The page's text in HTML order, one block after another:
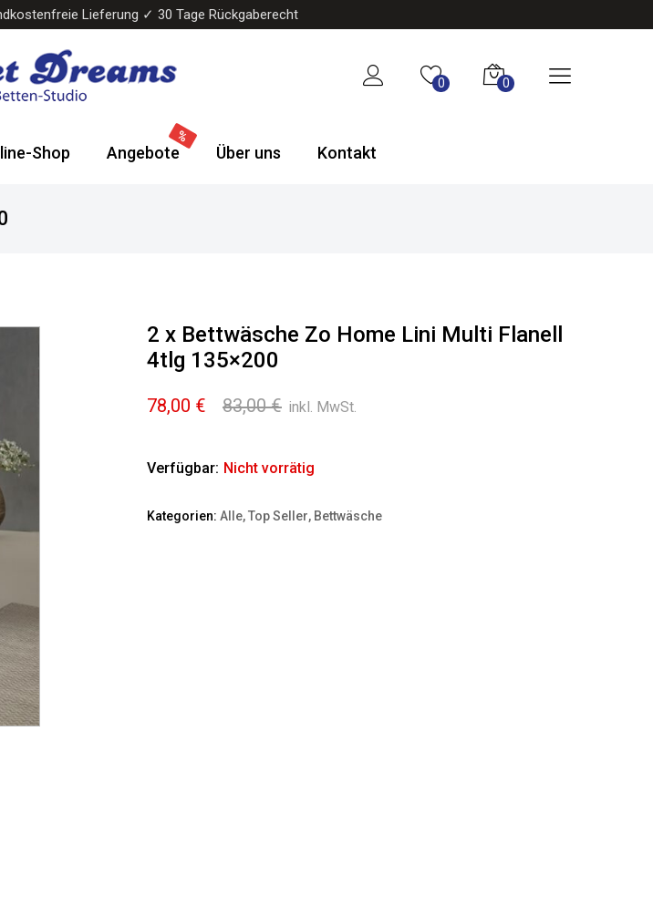
Lieferung ✓ 30 Tage Rückgaberecht
0 0
Shop Angebote Über uns Kontakt
2 x Bettwäsche Zo Home Lini Multi Flanell
4tlg 135×200
83,00€ Ursprünglicher
war:
83,00 €
78,00 €
Aktueller
ist:
78,00 €.
inkl. MwSt.
Verfügbar: Nicht vorrätig
Kategorien: Alle,Top Seller, Bettwäsche